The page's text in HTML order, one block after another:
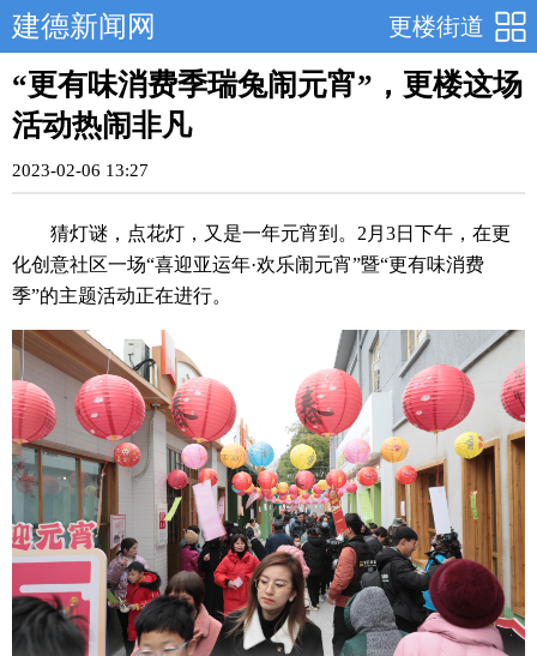
更楼街道
建德新闻网
“更有味消费季瑞兔闹元宵”，更楼这场
活动热闹非凡
2023-02-06 13:27
猜灯谜，点花灯，又是一年元宵到。2月3日下午，在更
化创意社区一场“喜迎亚运年·欢乐闹元宵”暨“更有味消费
季”的主题活动正在进行。